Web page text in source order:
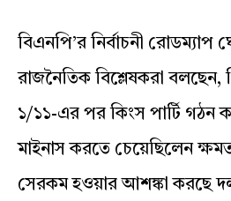
বিএনপি’র নির্বাচনী রোডম্যাপ
রাজনৈতিক বিশ্লেষকরা বলছেন,
১/১১-এর পর কিংস পার্টি গঠন
মাইনাস করতে চেয়েছিলেন
সেরকম হওয়ার আশঙ্কা করছে